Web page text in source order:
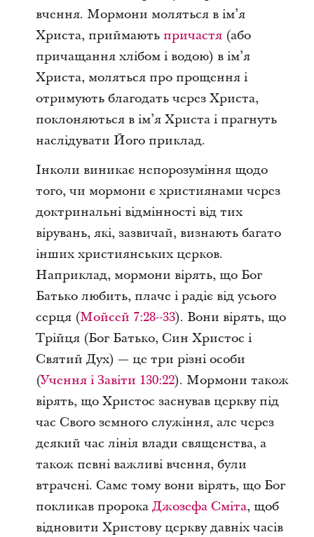
вчення. Мормони моляться в ім’я
Христа, приймають причастя(або
причащання хлібом і водою) в ім’я
Христа, моляться про прощення і
отримують благодать через Христа,
поклоняються в ім’я Христа і прагнуть
наслідувати Його приклад.
Інколи виникає непорозуміння щодо
того, чи мормони є християнами через
доктринальні відмінності від тих
вірувань, які, зазвичай, визнають багато
інших християнських церков.
Наприклад, мормони вірять, що Бог
Батько любить, плаче і радіє від усього
серця (Мойсей 7:28--33). Вони вірять, що
Трійця (Бог Батько, Син Христос і
Святий Дух) — це три різні особи
(Учення і Завіти 130:22). Мормони також
вірять, що Христос заснував церкву під
час Свого земного служіння, але через
деякий час лінія влади священства, а
також певні важливі вчення, були
втрачені. Саме тому вони вірять, що Бог
покликав пророка Джозефа Сміта, щоб
відновити Христову церкву давніх часів